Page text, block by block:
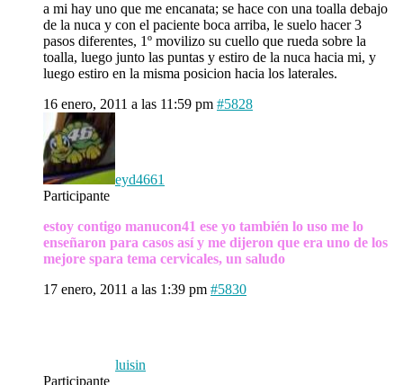
a mi hay uno que me encanata; se hace con una toalla debajo
de la nuca y con el paciente boca arriba, le suelo hacer 3
pasos diferentes, 1º movilizo su cuello que rueda sobre la
toalla, luego junto las puntas y estiro de la nuca hacia mi, y
luego estiro en la misma posicion hacia los laterales.
16 enero, 2011 a las 11:59 pm #5828
eyd4661
Participante
estoy contigo manucon41 ese yo también lo uso me lo
enseñaron para casos así y me dijeron que era uno de los
mejore spara tema cervicales, un saludo
17 enero, 2011 a las 1:39 pm #5830
luisin
Participante